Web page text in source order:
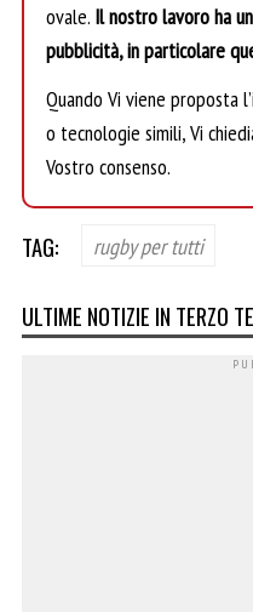
ovale. Il nostro lavoro ha
pubblicità, in particolare
Quando Vi viene proposta
o tecnologie simili, Vi
Vostro consenso.
TAG: rugby per tutti
ULTIME NOTIZIE IN TERZO